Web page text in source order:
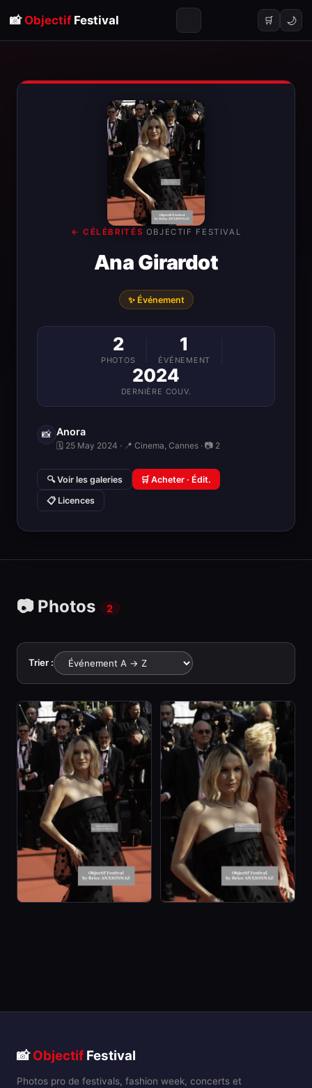
📸 ObjectifFestival 🛒 🌙
← CÉLÉBRITÉS· OBJECTIF FESTIVAL
Ana Girardot
✨ Événement
2
PHOTOS
1
ÉVÉNEMENT
2024
DERNIÈRE COUV.
📸 Anora
🗓 25 May 2024 · 📍 Cinema, Cannes · 📷 2
🔍 Voir les galeries 🛒 Acheter · Édit.
📋 Licences
📷 Photos 2
Trier :
📸Objectif Festival
Photos pro de festivals, fashion week, concerts et